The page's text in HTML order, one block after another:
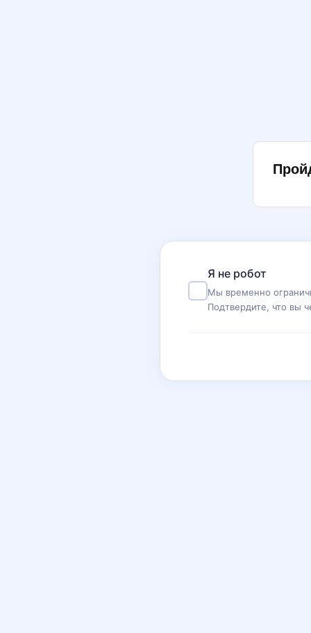
Я не робот
Мы временно
Подтвердите, что вы